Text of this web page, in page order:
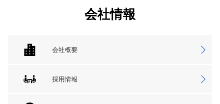
会社情報
会社概要
採用情報